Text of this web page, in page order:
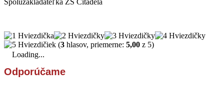
(3 hlasov, priemerne: 5,00 z 5)
Loading...
Odporúčame